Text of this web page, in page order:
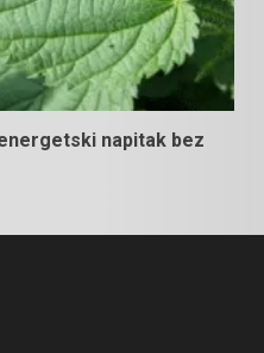
napitak bez